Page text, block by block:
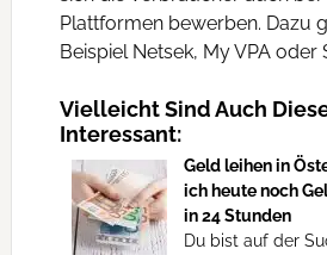
Plattformen bewerben. Dazu
Beispiel Netsek, My VPA oder
Vielleicht Sind Auch
Interessant:
Geld leihen in
ich heute noch
in 24 Stunden
Du bist auf der